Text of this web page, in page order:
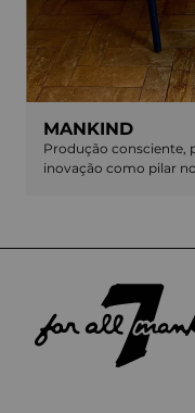
MANKIND
Produção consciente,
inovação como pilar